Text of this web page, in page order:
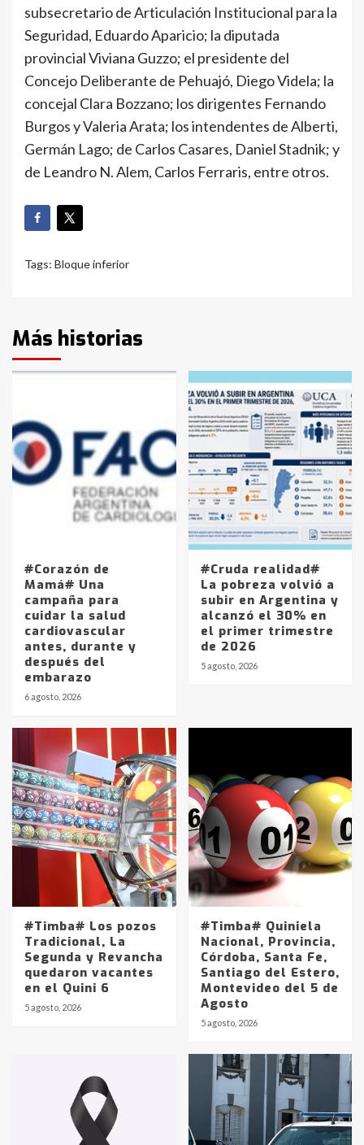
subsecretario de Articulación Institucional para la
Seguridad, Eduardo Aparicio; la diputada
provincial Viviana Guzzo; el presidente del
Concejo Deliberante de Pehuajó, Diego Videla; la
concejal Clara Bozzano; los dirigentes Fernando
Burgos y Valeria Arata; los intendentes de Alberti,
Germán Lago; de Carlos Casares, Daniel Stadnik; y
de Leandro N. Alem, Carlos Ferraris, entre otros.
Tags: Bloque inferior
Más historias
#Corazón de
Mamá# Una
campaña para
cuidar la salud
cardiovascular
antes, durante y
después del
embarazo
6 agosto, 2026
#Cruda realidad#
La pobreza volvió a
subir en Argentina y
alcanzó el 30% en
el primer trimestre
de 2026
5 agosto, 2026
#Timba# Los pozos
Tradicional, La
Segunda y Revancha
quedaron vacantes
en el Quini 6
5 agosto, 2026
#Timba# Quiniela
Nacional, Provincia,
Córdoba, Santa Fe,
Santiago del Estero,
Montevideo del 5 de
Agosto
5 agosto, 2026
Identidad de los adolescentes
pampeanos que fueron
en la mañana del lunes
Accidente en Ruta 5: falleció un
joven de Trenque Lauquen